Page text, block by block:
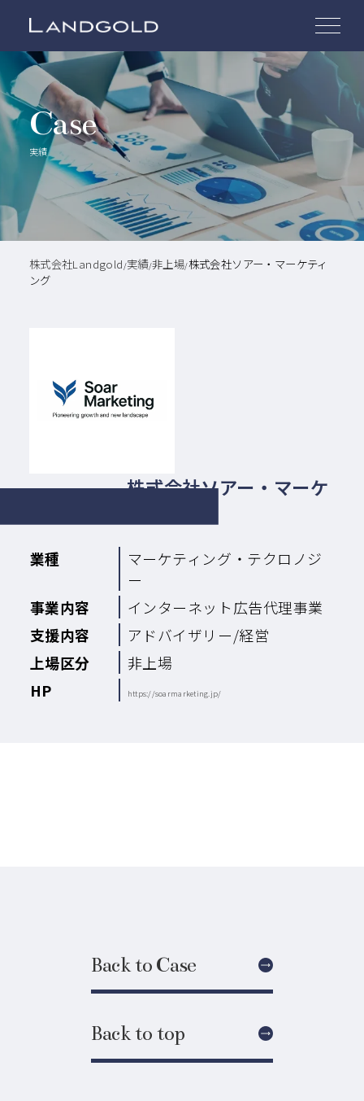
Case
実績
株式会社Landgold /実績/非上場/株式会社ソアー・マーケティ
ング
株式会社ソアー・マーケ
業種
マーケティング・テクロノジ
ー
事業内容
インターネット広告代理事業
支援内容
アドバイザリー/経営
上場区分
非上場
HP
https://soarmarketing.jp/
Back to Case
Back to top